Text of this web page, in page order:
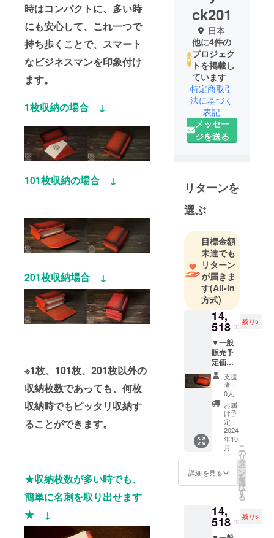
時はコンパクトに、多い時
にも安心して、これ一つで
持ち歩くことで、スマート
なビジネスマンを印象付け
ます。
1枚収納の場合 ↓
101枚収納の場合 ↓
201枚収納場合 ↓
※1枚、101枚、201枚以外の
収納枚数であっても、何枚
収納時でもピッタリ収納す
ることができます。
★収納枚数が多い時でも、
簡単に名刺を取り出せます
★ ↓
ck201
日本
他に4件の
プロジェク
トを掲載し
ています
特定商取引
法に基づく
表記
メッセー
ジを送る
リターンを
選ぶ
目標金額
未達でも
リターン
が届きま
す(All-in
方式)
14,
518 円
残り5
▼一般
販売予
定価格
23,800
円（税
込・送
料込）
→39%
OFF
14,518
円（税
込・送
料込）
【セッ
ト内
容】
k201 ×
1個（レ
ディッ
支援
者：
0人
お届
け予
定：
2024
年10
月
詳細を見る
こ
の
リ
タ
ー
ン
を
選
択
す
る
14,
518 円
残り5